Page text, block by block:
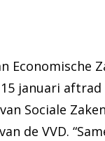
Economische
januari
Sociale
de VVD.